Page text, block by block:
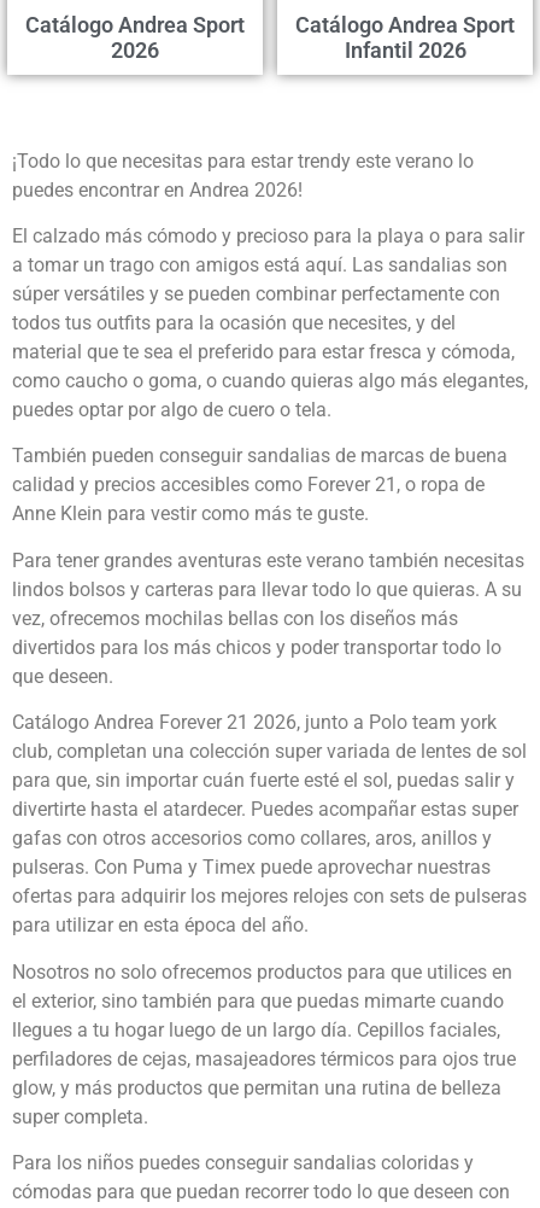
Catálogo Andrea Sport
2026
Catálogo Andrea Sport
Infantil 2026
¡Todo lo que necesitas para estar trendy este verano lo
puedes encontrar en Andrea 2026!
El calzado más cómodo y precioso para la playa o para salir
a tomar un trago con amigos está aquí. Las sandalias son
súper versátiles y se pueden combinar perfectamente con
todos tus outfits para la ocasión que necesites, y del
material que te sea el preferido para estar fresca y cómoda,
como caucho o goma, o cuando quieras algo más elegantes,
puedes optar por algo de cuero o tela.
También pueden conseguir sandalias de marcas de buena
calidad y precios accesibles como Forever 21, o ropa de
Anne Klein para vestir como más te guste.
Para tener grandes aventuras este verano también necesitas
lindos bolsos y carteras para llevar todo lo que quieras. A su
vez, ofrecemos mochilas bellas con los diseños más
divertidos para los más chicos y poder transportar todo lo
que deseen.
Catálogo Andrea Forever 21 2026, junto a Polo team york
club, completan una colección super variada de lentes de sol
para que, sin importar cuán fuerte esté el sol, puedas salir y
divertirte hasta el atardecer. Puedes acompañar estas super
gafas con otros accesorios como collares, aros, anillos y
pulseras. Con Puma y Timex puede aprovechar nuestras
ofertas para adquirir los mejores relojes con sets de pulseras
para utilizar en esta época del año.
Nosotros no solo ofrecemos productos para que utilices en
el exterior, sino también para que puedas mimarte cuando
llegues a tu hogar luego de un largo día. Cepillos faciales,
perfiladores de cejas, masajeadores térmicos para ojos true
glow, y más productos que permitan una rutina de belleza
super completa.
Para los niños puedes conseguir sandalias coloridas y
cómodas para que puedan recorrer todo lo que deseen con